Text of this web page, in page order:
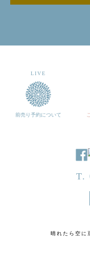
LIVE
前売り予約について
T.
晴れたら空